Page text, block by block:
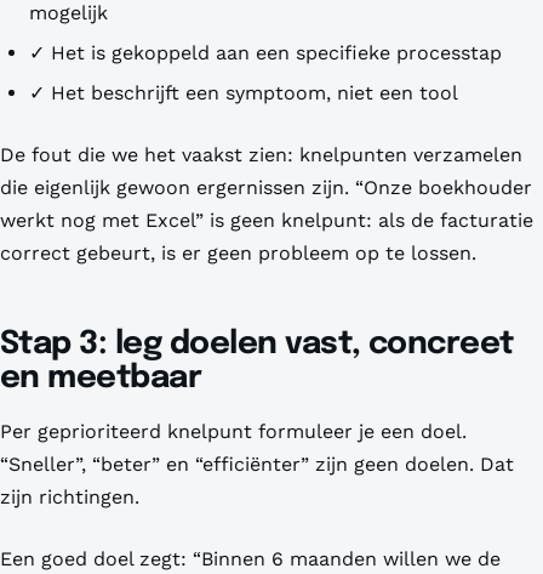
mogelijk
✓ Het is gekoppeld aan een specifieke processtap
✓ Het beschrijft een symptoom, niet een tool
De fout die we het vaakst zien: knelpunten verzamelen
die eigenlijk gewoon ergernissen zijn. “Onze boekhouder
werkt nog met Excel” is geen knelpunt: als de facturatie
correct gebeurt, is er geen probleem op te lossen.
Stap 3: leg doelen vast, concreet
en meetbaar
Per geprioriteerd knelpunt formuleer je een doel.
“Sneller”, “beter” en “efficiënter” zijn geen doelen. Dat
zijn richtingen.
Een goed doel zegt: “Binnen 6 maanden willen we de